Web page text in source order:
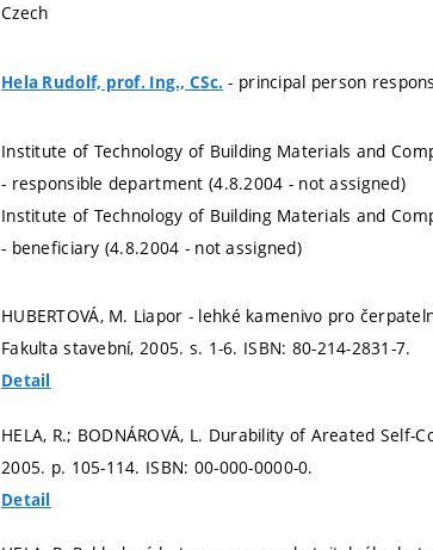
Czech
Hela Rudolf, prof. Ing., CSc. - principal person
Institute of Technology of Building Materials and
- responsible department (4.8.2004 - not assigned)
Institute of Technology of Building Materials and
- beneficiary (4.8.2004 - not assigned)
HUBERTOVÁ, M. Liapor - lehké kamenivo pro
Fakulta stavební, 2005. s. 1-6. ISBN: 80-214-2831-7.
Detail
HELA, R.; BODNÁROVÁ, L. Durability of Areated Self-
2005. p. 105-114. ISBN: 00-000-0000-0.
Detail